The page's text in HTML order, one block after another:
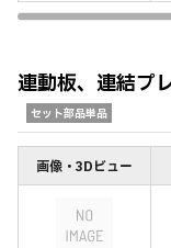
連動板、連結プ
セット部品単品
画像・3Dビュー